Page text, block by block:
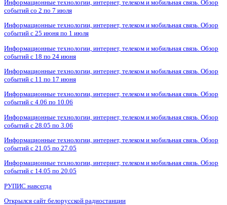
Информационные технологии, интернет, телеком и мобильная связь. Обзор
событий со 2 по 7 июля
Информационные технологии, интернет, телеком и мобильная связь. Обзор
событий с 25 июня по 1 июля
Информационные технологии, интернет, телеком и мобильная связь. Обзор
событий с 18 по 24 июня
Информационные технологии, интернет, телеком и мобильная связь. Обзор
событий с 11 по 17 июня
Информационные технологии, интернет, телеком и мобильная связь. Обзор
событий с 4.06 по 10.06
Информационные технологии, интернет, телеком и мобильная связь. Обзор
событий с 28.05 по 3.06
Информационные технологии, интернет, телеком и мобильная связь. Обзор
событий с 21.05 по 27.05
Информационные технологии, интернет, телеком и мобильная связь. Обзор
событий с 14.05 по 20.05
РУПИС навсегда
Открылся сайт белорусской радиостанции